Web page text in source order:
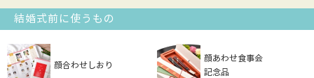
結婚式前に使うもの
顔合わせしおり
顔あわせ食事会
記念品